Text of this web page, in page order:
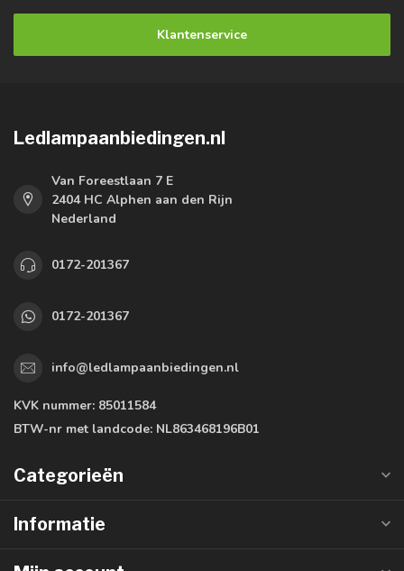
Klantenservice
Ledlampaanbiedingen.nl
Van Foreestlaan 7 E
2404 HC Alphen aan den Rijn
Nederland
0172-201367
0172-201367
info@ledlampaanbiedingen.nl
KVK nummer: 85011584
BTW-nr met landcode: NL863468196B01
Categorieën
Informatie